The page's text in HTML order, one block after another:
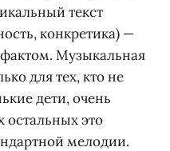
текст
конкретика) —
Музыкальная
для тех, кто не
дети, очень
это
мелодии.